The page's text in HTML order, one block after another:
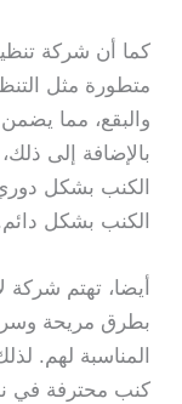
كما أن شركة
متطورة مثل
والبقع، مما
بالإضافة إلى
الكنب بشكل
الكنب بشكل
أيضا، تهتم
بطرق مريحة
المناسبة لهم.
كنب محترفة في